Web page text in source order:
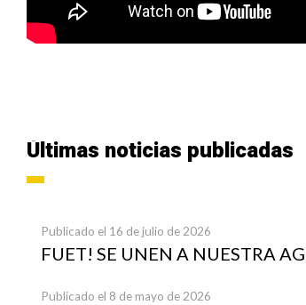
Últimas noticias publicadas
Publicado el 16 de julio de 2026
FUET! SE UNEN A NUESTRA
Publicado el 8 de mayo de 2026